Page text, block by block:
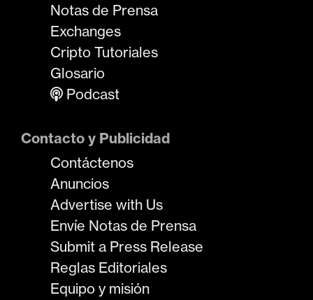
Notas de Prensa
Exchanges
Cripto Tutoriales
Glosario
Podcast
Contacto y Publicidad
Contáctenos
Anuncios
Advertise with Us
Envíe Notas de Prensa
Submit a Press Release
Reglas Editoriales
Equipo y misión